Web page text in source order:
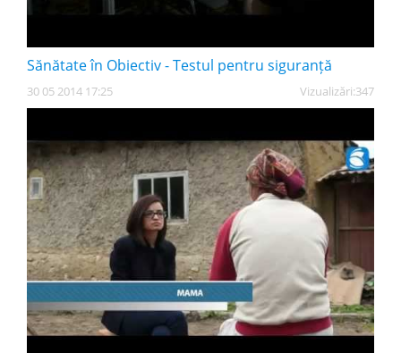
Sănătate în Obiectiv - Testul pentru siguranță
Vizualizări:347
30 05 2014 17:25